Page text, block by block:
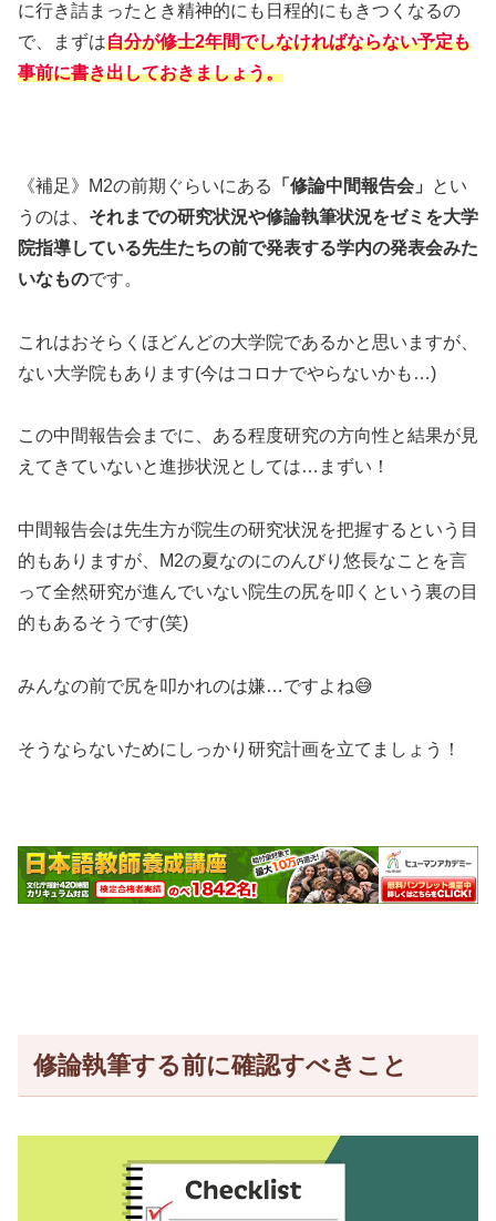
に行き詰まったとき精神的にも日程的にもきつくなるの
で、まずは自分が修士2年間でしなければならない予定も
事前に書き出しておきましょう。
《補足》M2の前期ぐらいにある 「修論中間報告会」
とい
うのは、 それまでの研究状況や修論執筆状況をゼミを大学
院指導している先生たちの前で発表する学内の発表会みた
いなものです。
これはおそらくほどんどの大学院であるかと思いますが、
ない大学院もあります(今はコロナでやらないかも…)
この中間報告会までに、ある程度研究の方向性と結果が見
えてきていないと進捗状況としては…まずい！
中間報告会は先生方が院生の研究状況を把握するという目
的もありますが、M2の夏なのにのんびり悠長なことを言
って全然研究が進んでいない院生の尻を叩くという裏の目
的もあるそうです(笑)
みんなの前で尻を叩かれのは嫌…ですよね😅
そうならないためにしっかり研究計画を立てましょう！
修論執筆する前に確認すべきこと